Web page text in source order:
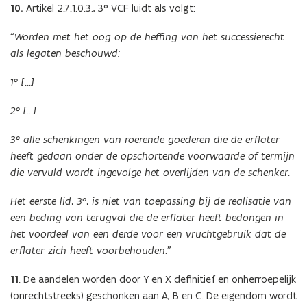
10. Artikel 2.7.1.0.3., 3° VCF luidt als volgt:
“Worden met het oog op de heffing van het successierecht
als legaten beschouwd:
1° […]
2° […]
3° alle schenkingen van roerende goederen die de erflater
heeft gedaan onder de opschortende voorwaarde of termijn
die vervuld wordt ingevolge het overlijden van de schenker.
Het eerste lid, 3°, is niet van toepassing bij de realisatie van
een beding van terugval die de erflater heeft bedongen in
het voordeel van een derde voor een vruchtgebruik dat de
erflater zich heeft voorbehouden.”
11. De aandelen worden door Y en X definitief en onherroepelijk
(onrechtstreeks) geschonken aan A, B en C. De eigendom wordt